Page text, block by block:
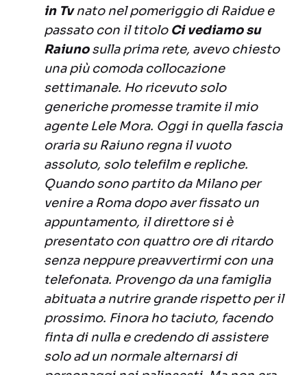
in Tvnato nel pomeriggio di Raidue e
passato con il titolo Ci vediamo su
Raiunosulla prima rete, avevo chiesto
una più comoda collocazione
settimanale. Ho ricevuto solo
generiche promesse tramite il mio
agente Lele Mora. Oggi in quella fascia
oraria su Raiuno regna il vuoto
assoluto, solo telefilm e repliche.
Quando sono partito da Milano per
venire a Roma dopo aver fissato un
appuntamento, il direttore si è
presentato con quattro ore di ritardo
senza neppure preavvertirmi con una
telefonata. Provengo da una famiglia
abituata a nutrire grande rispetto per il
prossimo. Finora ho taciuto, facendo
finta di nulla e credendo di assistere
solo ad un normale alternarsi di